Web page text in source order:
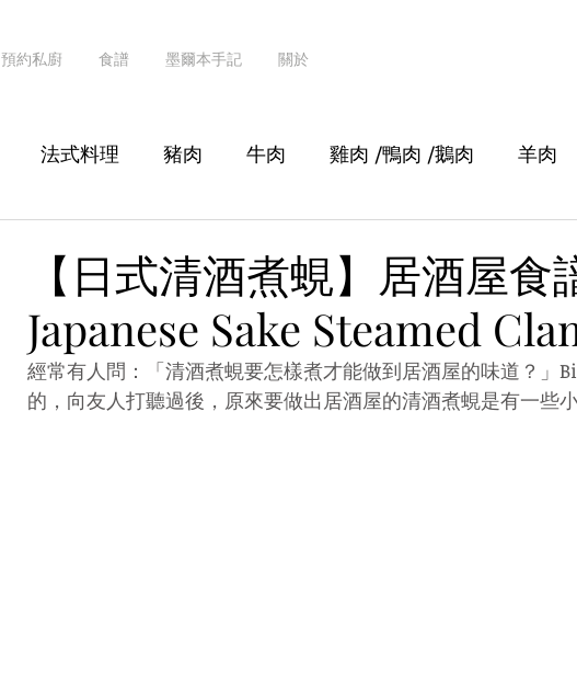
預約私廚 食譜 墨爾本手記 關於
法式料理 豬肉 牛肉 雞肉 /鴨肉 /鵝肉 羊肉
真·識食
【日式清酒煮蜆】居酒屋食
Japanese Sake Steamed
經常有人問：「清酒煮蜆要怎樣煮才能做到居酒屋的味道？」
的，向友人打聽過後，原來要做出居酒屋的清酒煮蜆是有一些